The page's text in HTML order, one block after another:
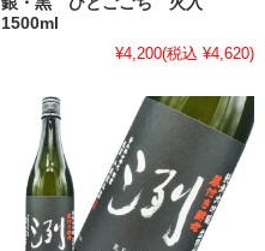
1500ml
¥4,200(税込 ¥4,620)